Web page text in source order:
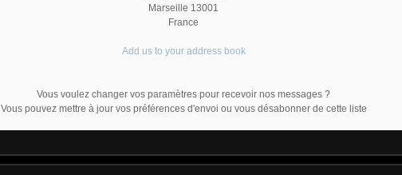
Marseille 13001
France
Add us to your address book
Vous voulez changer vos paramètres pour recevoir nos messages ?
Vous pouvez mettre à jour vos préférences d'envoi ou vous désabonner de cette liste